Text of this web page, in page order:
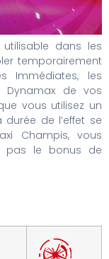
dans les
temporairement
Immédiates, les
Dynamax de vos
vous utilisez un
de l’effet se
Champis, vous
pas le bonus de